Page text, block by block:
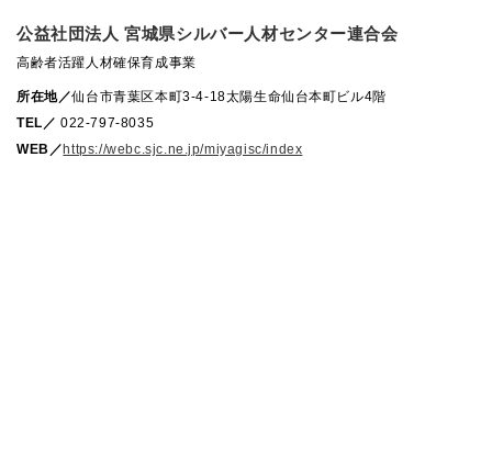
公益社団法人 宮城県シルバー人材センター連合会
高齢者活躍人材確保育成事業
所在地／仙台市青葉区本町3-4-18太陽生命仙台本町ビル4階
TEL／ 022-797-8035
WEB／https://webc.sjc.ne.jp/miyagisc/index